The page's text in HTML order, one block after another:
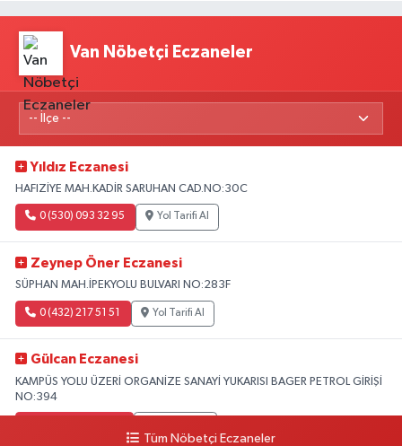
Van Nöbetçi Eczaneler
Yıldız Eczanesi
HAFIZİYE MAH.KADİR SARUHAN CAD.NO:30C
0 (530) 093 32 95 Yol Tarifi Al
Zeynep Öner Eczanesi
SÜPHAN MAH.İPEKYOLU BULVARI NO:283F
0 (432) 217 51 51 Yol Tarifi Al
Gülcan Eczanesi
KAMPÜS YOLU ÜZERİ ORGANİZE SANAYİ YUKARISI BAGER PETROL GİRİŞİ
NO:394
Tüm Nöbetçi Eczaneler